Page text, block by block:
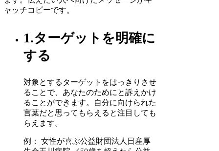
ャッチコピーです。
1.ターゲットを明確に
する
対象とするターゲットをはっきりさせ
ることで、あなたのためにと訴えかけ
ることができます。自分に向けられた
言葉だと思ってもらえると注目しても
らえます。
例： 女性が喜ぶ公益財団法人日産厚